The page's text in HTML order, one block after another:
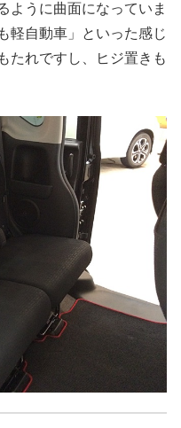
ように曲面になっていま
軽自動車」といった感じ
たれですし、ヒジ置きも